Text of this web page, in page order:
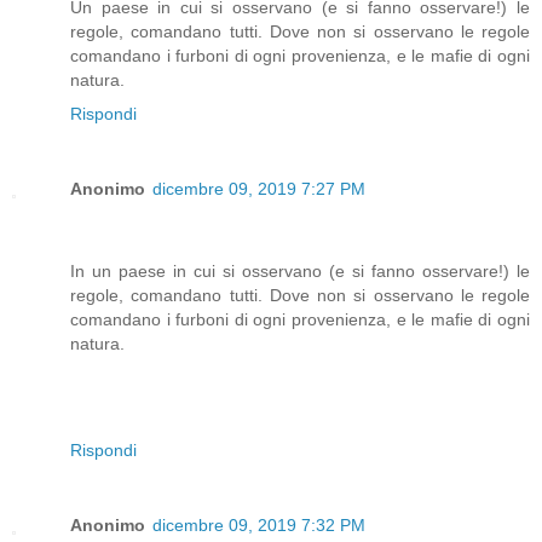
Un paese in cui si osservano (e si fanno osservare!) le
regole, comandano tutti. Dove non si osservano le regole
comandano i furboni di ogni provenienza, e le mafie di ogni
natura.
Rispondi
Anonimo dicembre 09, 2019 7:27 PM
In un paese in cui si osservano (e si fanno osservare!) le
regole, comandano tutti. Dove non si osservano le regole
comandano i furboni di ogni provenienza, e le mafie di ogni
natura.
Rispondi
Anonimo dicembre 09, 2019 7:32 PM